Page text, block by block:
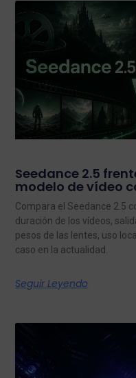
Seedance 2.5
modelo de vídeo
Compara el Seedance 2.5
duración de los vídeos,
pesos de las lentes, uso
caso en la actualidad.
Seguir Leyendo